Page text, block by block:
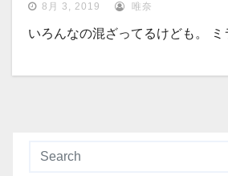
8月 3, 2019 唯奈
いろんなの混ざってるけども。